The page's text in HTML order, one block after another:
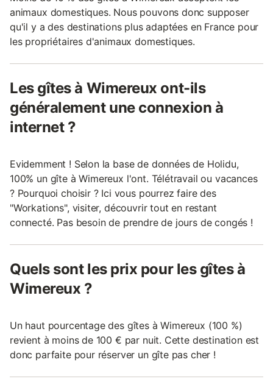
animaux domestiques. Nous pouvons donc supposer
qu'il y a des destinations plus adaptées en France pour
les propriétaires d'animaux domestiques.
Les gîtes à Wimereux ont-ils
généralement une connexion à
internet ?
Evidemment ! Selon la base de données de Holidu,
100% un gîte à Wimereux l'ont. Télétravail ou vacances
? Pourquoi choisir ? Ici vous pourrez faire des
"Workations", visiter, découvrir tout en restant
connecté. Pas besoin de prendre de jours de congés !
Quels sont les prix pour les gîtes à
Wimereux ?
Un haut pourcentage des gîtes à Wimereux (100 %)
revient à moins de 100 € par nuit. Cette destination est
donc parfaite pour réserver un gîte pas cher !